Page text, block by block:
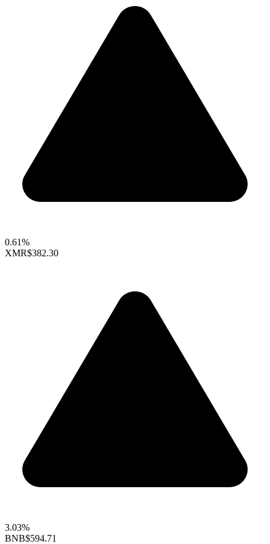
0.61%
XMR$382.30
3.03%
BNB$594.71